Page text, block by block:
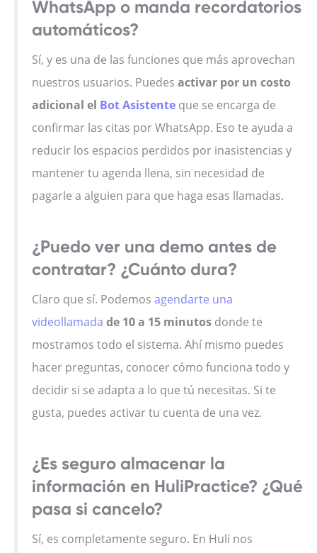
WhatsApp o manda recordatorios
automáticos?
Sí, y es una de las funciones que más aprovechan
nuestros usuarios. Puedes activar por un costo
adicional el Bot Asistente que se encarga de
confirmar las citas por WhatsApp. Eso te ayuda a
reducir los espacios perdidos por inasistencias y
mantener tu agenda llena, sin necesidad de
pagarle a alguien para que haga esas llamadas.
¿Puedo ver una demo antes de
contratar? ¿Cuánto dura?
Claro que sí. Podemos agendarte una
videollamada de 10 a 15 minutos donde te
mostramos todo el sistema. Ahí mismo puedes
hacer preguntas, conocer cómo funciona todo y
decidir si se adapta a lo que tú necesitas. Si te
gusta, puedes activar tu cuenta de una vez.
¿Es seguro almacenar la
información en HuliPractice? ¿Qué
pasa si cancelo?
Sí, es completamente seguro. En Huli nos